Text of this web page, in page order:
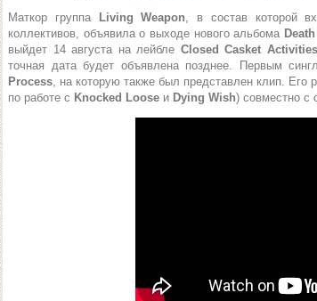
Маткор группа Living Weapon, в состав которой
коллективов, объявила о выходе нового альбома
выйдет 14 августа на лейбле Closed Casket Activities
точная дата будет объявлена позднее. Первым
Process, на которую также был представлен клип. Его
по работе с Knocked Loose и Dying Wish) совместно с